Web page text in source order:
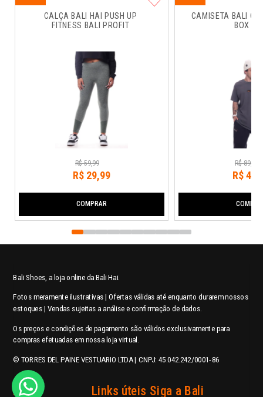
CALÇA BALI HAI PUSH UP
FITNESS BALI PROFIT
R$ 59,99
R$ 29,99
COMPRAR
CAMISETA BALI
BOX
R$ 89,
R$44
Bali Shoes, a loja online da Bali Hai.
Fotos meramente ilustrativas | Ofertas válidas até enquanto durarem nossos
estoques | Vendas sujeitas a análise e confirmação de dados.
Os preços e condições de pagamento são válidos exclusivamente para
compras efetuadas em nossa loja virtual.
© TORRES DEL PAINE VESTUARIO LTDA | CNPJ: 45.042.242/0001-86
Ajuda Links úteis Siga a Bali